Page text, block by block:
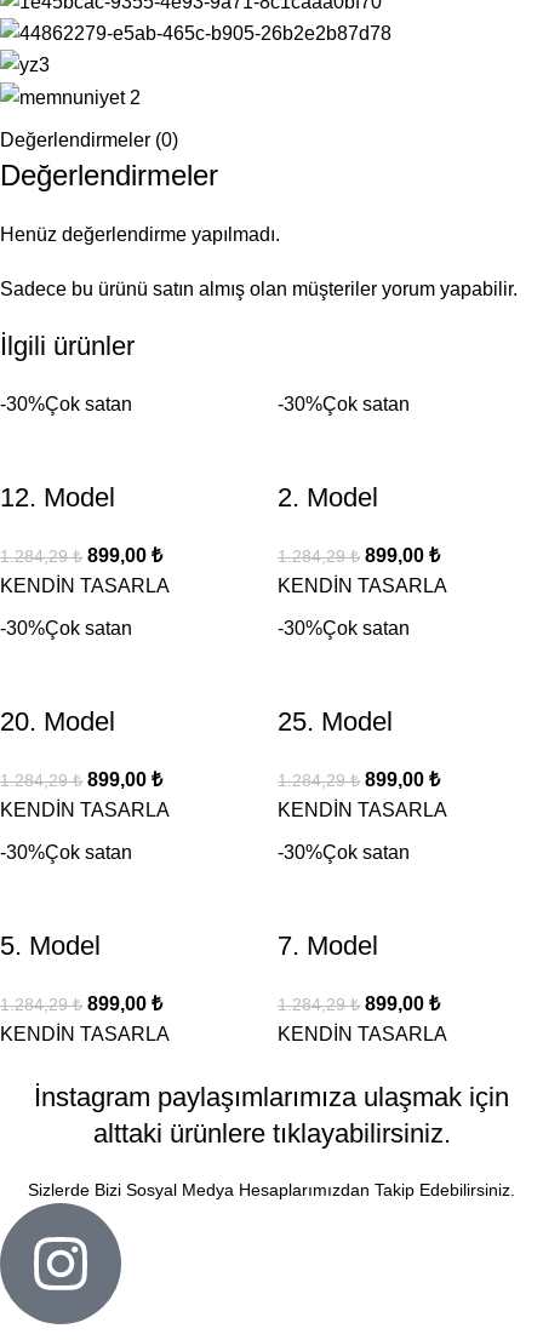
Değerlendirmeler (0)
Değerlendirmeler
Henüz değerlendirme yapılmadı.
Sadece bu ürünü satın almış olan müşteriler yorum yapabilir.
İlgili ürünler
-30%Çok satan
12. Model
1.284,29₺ 899,00 ₺
KENDİN TASARLA
-30%Çok satan
2. Model
1.284,29₺ 899,00 ₺
KENDİN TASARLA
-30%Çok satan
20. Model
1.284,29₺ 899,00 ₺
KENDİN TASARLA
-30%Çok satan
25. Model
1.284,29₺ 899,00 ₺
KENDİN TASARLA
-30%Çok satan
5. Model
1.284,29₺ 899,00 ₺
KENDİN TASARLA
-30%Çok satan
7. Model
1.284,29₺ 899,00 ₺
KENDİN TASARLA
İnstagram paylaşımlarımıza ulaşmak için
alttaki ürünlere tıklayabilirsiniz.
Sizlerde Bizi Sosyal Medya Hesaplarımızdan Takip Edebilirsiniz.